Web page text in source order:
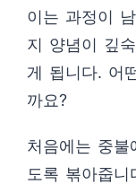
이는 과정이
지 양념이 깊
게 됩니다. 어
까요?
처음에는 중불
도록 볶아줍